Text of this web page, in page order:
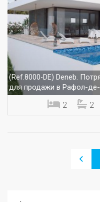
(Ref.8000-DE) Deneb.
для продажи в Рафол-
2 2